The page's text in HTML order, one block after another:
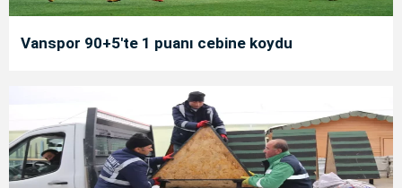
Vanspor 90+5'te 1 puanı cebine koydu